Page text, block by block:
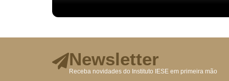
Newsletter
Receba novidades do Instituto IESE em primeira mão